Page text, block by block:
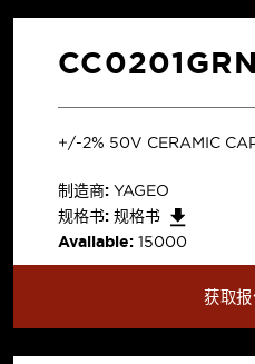
+/-2% 50V CERAMIC
制造商: YAGEO
规格书: 规格书
Available: 15000
获取